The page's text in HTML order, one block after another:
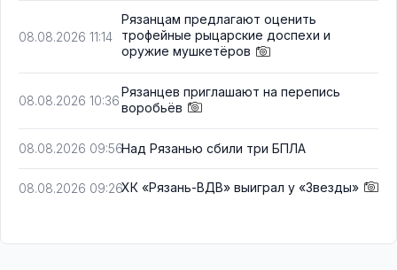
08.08.2026 11:14
Рязанцам предлагают оценить
трофейные рыцарские доспехи и
оружие мушкетёров
08.08.2026 10:36
Рязанцев приглашают на перепись
воробьёв
08.08.2026 09:56Над Рязанью сбили три БПЛА
08.08.2026 09:26ХК «Рязань-ВДВ» выиграл у «Звезды»